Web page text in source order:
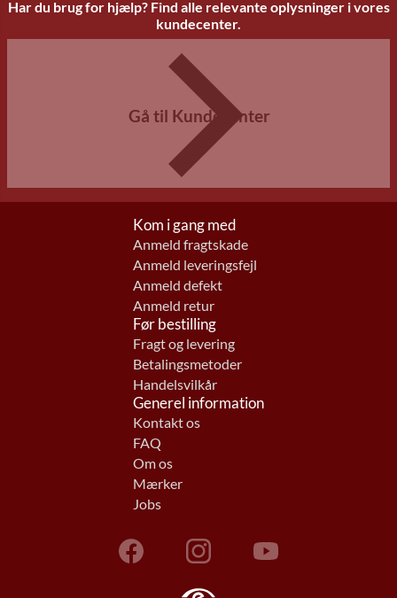
Har du brug for hjælp? Find alle relevante oplysninger i vores
kundecenter.
Gå til Kundecenter
Kom i gang med
Anmeld fragtskade
Anmeld leveringsfejl
Anmeld defekt
Anmeld retur
Før bestilling
Fragt og levering
Betalingsmetoder
Handelsvilkår
Generel information
Kontakt os
FAQ
Om os
Mærker
Jobs